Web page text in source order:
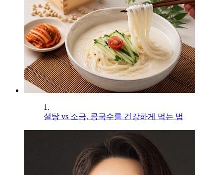
1.
설탕 vs 소금, 콩국수를 건강하게 먹는 법